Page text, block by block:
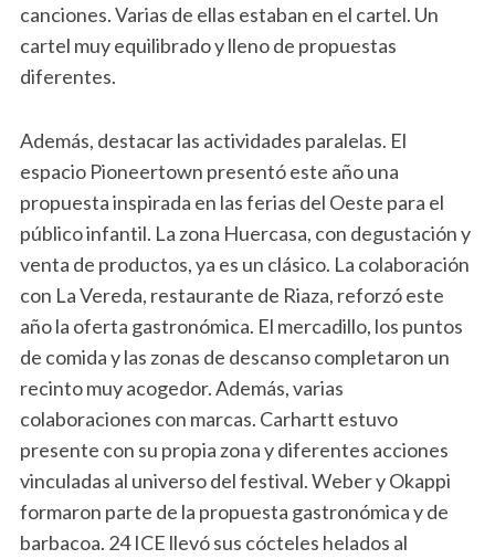
canciones. Varias de ellas estaban en el cartel. Un
cartel muy equilibrado y lleno de propuestas
diferentes.
Además, destacar las actividades paralelas. El
espacio Pioneertown presentó este año una
propuesta inspirada en las ferias del Oeste para el
público infantil. La zona Huercasa, con degustación y
venta de productos, ya es un clásico. La colaboración
con La Vereda, restaurante de Riaza, reforzó este
año la oferta gastronómica. El mercadillo, los puntos
de comida y las zonas de descanso completaron un
recinto muy acogedor. Además, varias
colaboraciones con marcas. Carhartt estuvo
presente con su propia zona y diferentes acciones
vinculadas al universo del festival. Weber y Okappi
formaron parte de la propuesta gastronómica y de
barbacoa. 24 ICE llevó sus cócteles helados al